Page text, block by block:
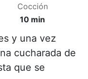
Cocción
10 min
y una vez
cucharada de
que se